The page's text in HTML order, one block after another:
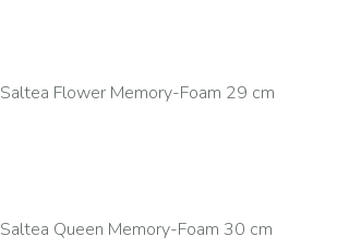
Saltea Flower Memory-Foam 29 cm
Saltea Queen Memory-Foam 30 cm